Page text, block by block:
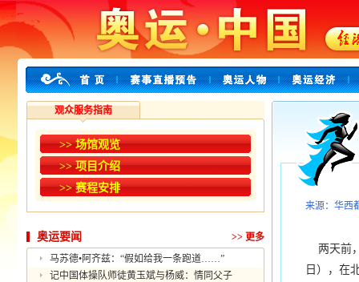
观众服务指南
>> 场馆观览
>> 项目介绍
>> 赛程安排
奥运要闻 >> 更多
马苏德•阿齐兹：“假如给我一条跑道……”
记中国体操队师徒黄玉斌与杨威：情同父子
来源：华西
两天前
日），在